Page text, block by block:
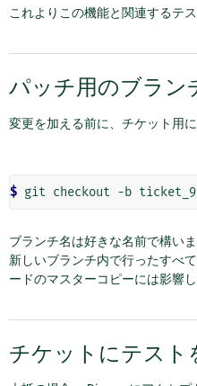
これよりこの機能と関連するテ
パッチ用のブラン
変更を加える前に、チケット用
$
ブランチ名は好きな名前で構い
新しいブランチ内で行ったすべ
ードのマスターコピーには影響し
チケットにテスト